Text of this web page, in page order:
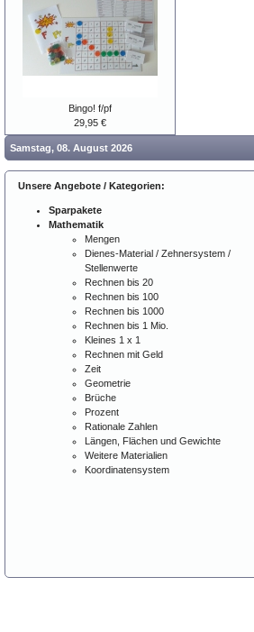
Bingo! f/pf
29,95 €
Samstag, 08. August 2026
Unsere Angebote / Kategorien:
Sparpakete
Mathematik
Mengen
Dienes-Material / Zehnersystem /
Stellenwerte
Rechnen bis 20
Rechnen bis 100
Rechnen bis 1000
Rechnen bis 1 Mio.
Kleines 1 x 1
Rechnen mit Geld
Zeit
Geometrie
Brüche
Prozent
Rationale Zahlen
Längen, Flächen und Gewichte
Weitere Materialien
Koordinatensystem